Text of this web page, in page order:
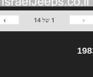
‹
1 של14
›